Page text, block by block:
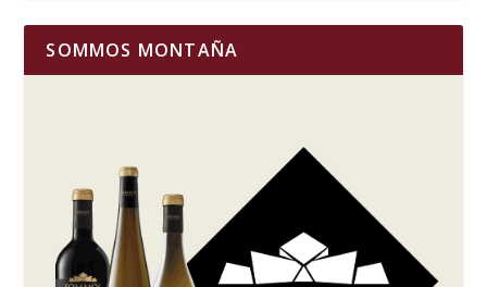
SOMMOS MONTAÑA